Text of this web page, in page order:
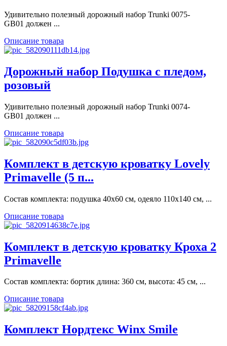
Удивительно полезный дорожный набор Trunki 0075-
GB01 должен ...
Описание товара
Дорожный набор Подушка с пледом,
розовый
Удивительно полезный дорожный набор Trunki 0074-
GB01 должен ...
Описание товара
Кoмплект в детскую кроватку Lovely
Primavelle (5 п...
Состав комплекта: подушка 40х60 см, одеяло 110х140 см, ...
Описание товара
Кoмплект в детскую кроватку Кроха 2
Primavelle
Состав комплекта: бортик длина: 360 см, высота: 45 см, ...
Описание товара
Комплект Нордтекс Winx Smile